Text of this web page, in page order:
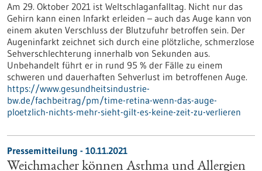
Am 29. Oktober 2021 ist Weltschlaganfalltag. Nicht nur das
Gehirn kann einen Infarkt erleiden – auch das Auge kann von
einem akuten Verschluss der Blutzufuhr betroffen sein. Der
Augeninfarkt zeichnet sich durch eine plötzliche, schmerzlose
Sehverschlechterung innerhalb von Sekunden aus.
Unbehandelt führt er in rund 95 % der Fälle zu einem
schweren und dauerhaften Sehverlust im betroffenen Auge.
https://www.gesundheitsindustrie-
bw.de/fachbeitrag/pm/time-retina-wenn-das-auge-
ploetzlich-nichts-mehr-sieht-gilt-es-keine-zeit-zu-verlieren
Pressemitteilung - 10.11.2021
Weichmacher können Asthma und Allergien